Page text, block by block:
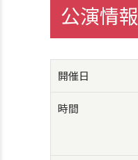
公演情報
開催日
時間